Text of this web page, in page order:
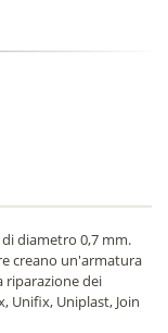
diametro 0,7 mm.
creano un'armatura
riparazione dei
Unifix, Uniplast, Join